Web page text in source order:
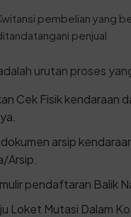
pembelian yang
penjual
urutan proses
Cek Fisik kendaraan
arsip
Arsip.
pendaftaran Balik
Loket Mutasi Dalam